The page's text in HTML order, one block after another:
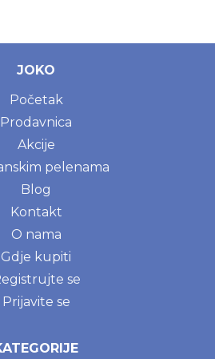
JOKO
Početak
Prodavnica
Akcije
pelenama
Blog
Kontakt
O nama
Gdje kupiti
se
Prijavite se